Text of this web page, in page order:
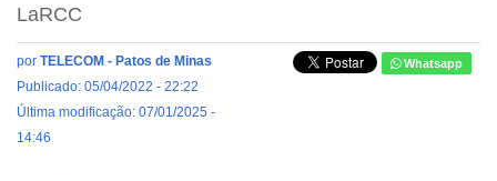
LaRCC
por TELECOM - Patos de Minas
Publicado: 05/04/2022 - 22:22
Última modificação: 07/01/2025 -
14:46
Whatsapp